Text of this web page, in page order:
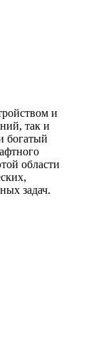
и
так и
богатый
области
задач.